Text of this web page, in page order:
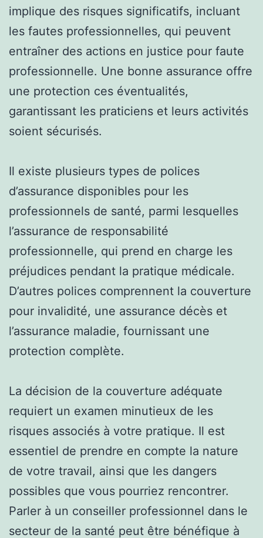
implique des risques significatifs, incluant
les fautes professionnelles, qui peuvent
entraîner des actions en justice pour faute
professionnelle. Une bonne assurance offre
une protection ces éventualités,
garantissant les praticiens et leurs activités
soient sécurisés.
Il existe plusieurs types de polices
d’assurance disponibles pour les
professionnels de santé, parmi lesquelles
l’assurance de responsabilité
professionnelle, qui prend en charge les
préjudices pendant la pratique médicale.
D’autres polices comprennent la couverture
pour invalidité, une assurance décès et
l’assurance maladie, fournissant une
protection complète.
La décision de la couverture adéquate
requiert un examen minutieux de les
risques associés à votre pratique. Il est
essentiel de prendre en compte la nature
de votre travail, ainsi que les dangers
possibles que vous pourriez rencontrer.
Parler à un conseiller professionnel dans le
secteur de la santé peut être bénéfique à